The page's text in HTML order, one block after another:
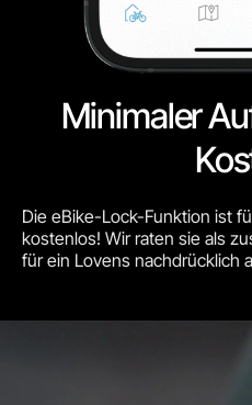
Minimaler
Die eBike-Lock-Funktion ist
kostenlos! Wir raten sie als
für ein Lovens nachdrücklich